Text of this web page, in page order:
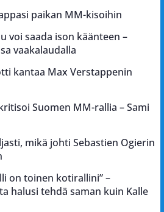
paikan MM-kisoihin
voi saada ison käänteen –
vaakalaudalla
kantaa Max Verstappenin
Suomen MM-rallia – Sami
mikä johti Sebastien Ogierin
on toinen kotirallini” –
halusi tehdä saman kuin Kalle